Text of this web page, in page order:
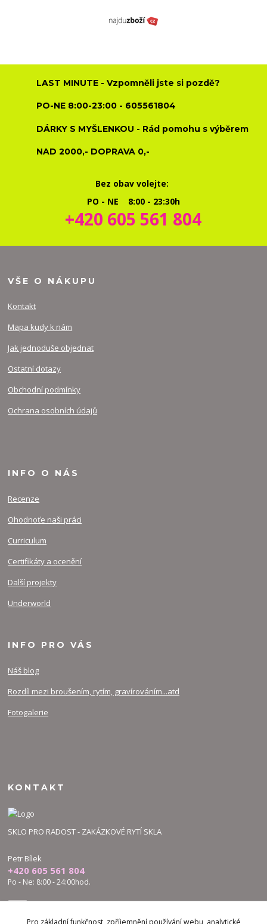
LAST MINUTE - Vzpomněli jste si pozdě?
PO-NE 8:00-23:00 - 605561804
DÁRKY S MYŠLENKOU - Rád pomohu s výběrem
NAD 2000,- DOPRAVA 0,-
Bez obav volejte:
PO - NE 8:00 - 23:30h
+420 605 561 804
VŠE O NÁKUPU
Kontakt
Mapa kudy k nám
Jak jednoduše objednat
Ostatní dotazy
Obchodní podmínky
Ochrana osobních údajů
INFO O NÁS
Recenze
Ohodnoťe naši práci
Curriculum
Certifikáty a ocenění
Další projekty
Underworld
INFO PRO VÁS
Náš blog
Rozdíl mezi broušením, rytím, gravírováním...atd
Fotogalerie
KONTAKT
SKLO PRO RADOST - ZAKÁZKOVÉ RYTÍ SKLA
Petr Bílek
+420 605 561 804
Po - Ne: 8:00 - 24:00hod.
bilek.petr@skloproradost.cz
Pro základní funkčnost, zpříjemnění používání webu, analytické